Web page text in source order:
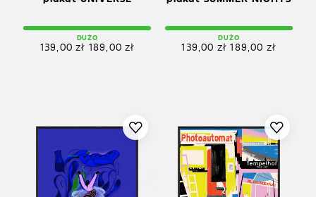
DUŻO
139,00zł 189,00zł
DUŻO
139,00 zł 189,00 zł